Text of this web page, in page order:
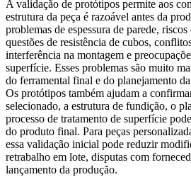
A validação de protótipos permite aos
estrutura da peça é razoável antes da
problemas de espessura de parede,
questões de resistência de cubos,
interferência na montagem e
superfície. Esses problemas são muito
do ferramental final e do planejamento
Os protótipos também ajudam a
selecionado, a estrutura de fundição, o
processo de tratamento de superfície
do produto final. Para peças
essa validação inicial pode reduzir
retrabalho em lote, disputas com
lançamento da produção.